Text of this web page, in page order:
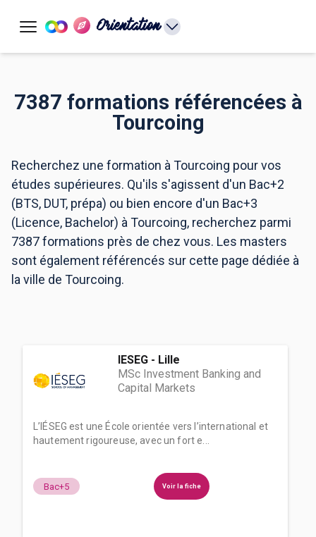
Orientation
7387 formations référencées à
Tourcoing
Recherchez une formation à Tourcoing pour vos
études supérieures. Qu'ils s'agissent d'un Bac+2
(BTS, DUT, prépa) ou bien encore d'un Bac+3
(Licence, Bachelor) à Tourcoing, recherchez parmi
7387 formations près de chez vous. Les masters
sont également référencés sur cette page dédiée à
la ville de Tourcoing.
IESEG - Lille
MSc Investment Banking and
Capital Markets
L’IÉSEG est une École orientée vers l’international et
hautement rigoureuse, avec un fort e...
Bac+5 Voir la fiche